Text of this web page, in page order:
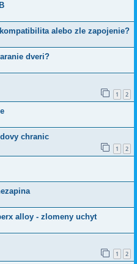
alebo zle zapojenie?
dveri?
1 2
chranic
1 2
alloy - zlomeny uchyt
1 2